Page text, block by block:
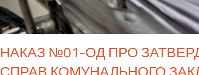
НАКАЗ №01-ОД ПРО